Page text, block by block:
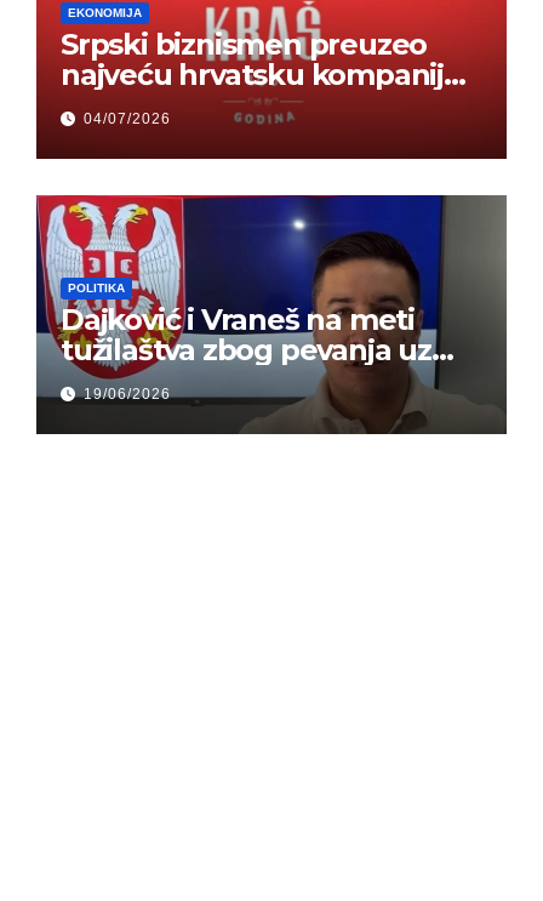
EKONOMIJA
Srpski biznismen preuzeo
najveću hrvatsku kompaniju i
ponos zemlje – Hrvati ne
mogu da veruju
04/07/2026
POLITIKA
Dajković i Vraneš na meti
tužilaštva zbog pevanja uz
gusle
19/06/2026